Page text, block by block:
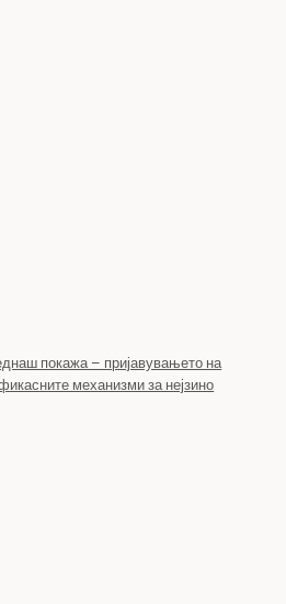
покажа – пријавувањето на
механизми за нејзино